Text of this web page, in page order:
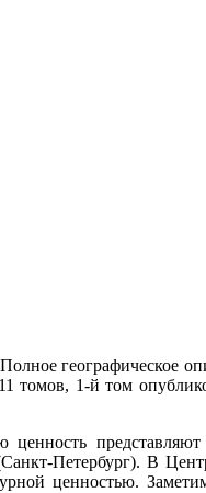
географическое
томов, 1-й том
представляют
Петербург). В
ценностью.